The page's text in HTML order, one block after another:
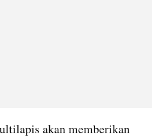
akan memberikan